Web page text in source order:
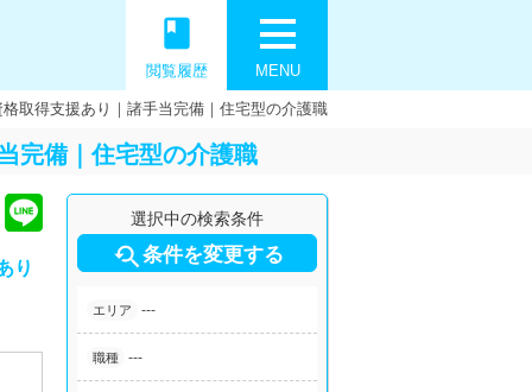
MENU
book
閲覧履歴
取得支援あり｜諸手当完備｜住宅型の介護職
完備｜住宅型の介護職
選択中の検索条件
条件を変更する
エリア ---
職種 ---
り